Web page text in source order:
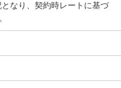
なり、契約時レートに基づ